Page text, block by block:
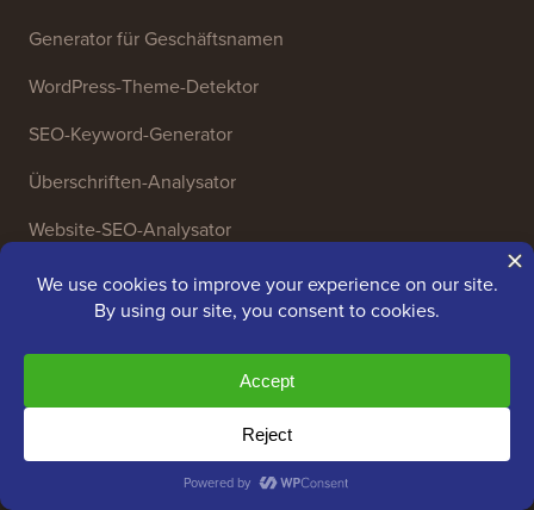
Generator für Geschäftsnamen
WordPress-Theme-Detektor
SEO-Keyword-Generator
Überschriften-Analysator
Website-SEO-Analysator
E-Mail-Signatur-Generator
27+ kostenlose Geschäftstools
Ressourcen
WordPress-Kurse